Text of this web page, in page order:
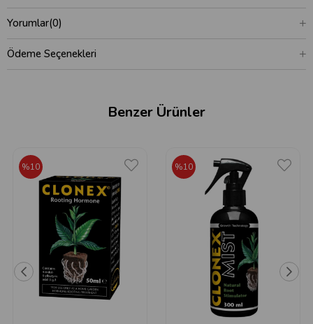
Yorumlar(0)
Ödeme Seçenekleri
Benzer Ürünler
%10 %10